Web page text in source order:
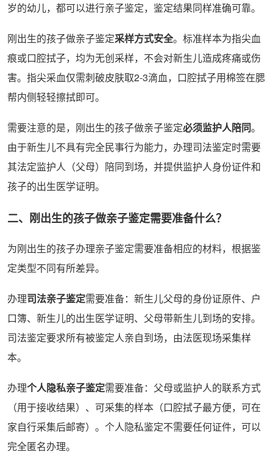
岁的幼儿，都可以进行亲子鉴定，鉴定结果同样准确可靠。
刚出生的孩子做亲子鉴定采样方式安全。标准样本为指尖血
痕或口腔拭子，均为无创采样，不会对新生儿造成疼痛或伤
害。指尖采血仅需刺破皮肤取2-3滴血，口腔拭子用棉签在腮
帮内侧轻轻擦拭即可。
需要注意的是，刚出生的孩子做亲子鉴定必须监护人陪同。
由于新生儿不具有完全民事行为能力，办理司法鉴定时需要
其法定监护人（父母）陪同到场，并提供监护人身份证件和
孩子的出生医学证明。
二、刚出生的孩子做亲子鉴定需要准备什么？
为刚出生的孩子办理亲子鉴定需要准备相应的材料，根据鉴
定类型不同有所差异。
办理司法亲子鉴定需要准备：新生儿父母的身份证原件、户
口簿、新生儿的出生医学证明、父母带新生儿到场的安排。
司法鉴定要求所有被鉴定人亲自到场，由法医现场采集样
本。
办理个人隐私亲子鉴定需要准备：父母或监护人的联系方式
（用于接收结果）、可采集的样本（口腔拭子最方便，可在
家自行采集后邮寄）。个人隐私鉴定不需要任何证件，可以
完全匿名办理。